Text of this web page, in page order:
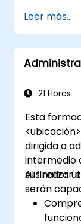
NAT y
Leer más...
21 Horas
Esta
dirigida a
intermedio
sus redes
Al finalizar
serán